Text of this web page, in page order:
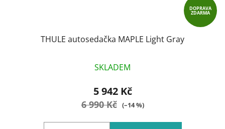
DOPRAVA
ZDARMA
THULE autosedačka MAPLE Light Gray
SKLADEM
5 942 Kč
6 990 Kč (–14 %)